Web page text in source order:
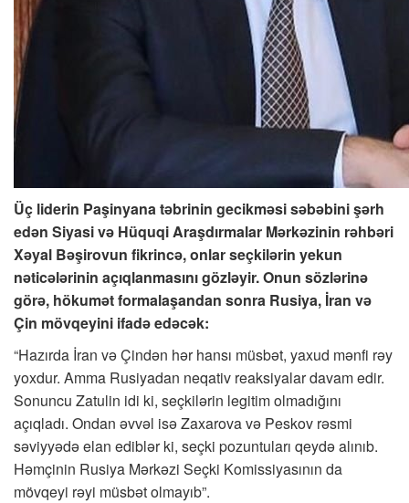
Üç liderin Paşinyana təbrinin gecikməsi səbəbini şərh
edən Siyasi və Hüquqi Araşdırmalar Mərkəzinin rəhbəri
Xəyal Bəşirovun fikrincə, onlar seçkilərin yekun
nəticələrinin açıqlanmasını gözləyir. Onun sözlərinə
görə, hökumət formalaşandan sonra Rusiya, İran və
Çin mövqeyini ifadə edəcək:
“Hazırda İran və Çindən hər hansı müsbət, yaxud mənfi rəy
yoxdur. Amma Rusiyadan neqativ reaksiyalar davam edir.
Sonuncu Zatulin idi ki, seçkilərin legitim olmadığını
açıqladı. Ondan əvvəl isə Zaxarova və Peskov rəsmi
səviyyədə elan ediblər ki, seçki pozuntuları qeydə alınıb.
Həmçinin Rusiya Mərkəzi Seçki Komissiyasının da
mövqeyi rəyi müsbət olmayıb”.